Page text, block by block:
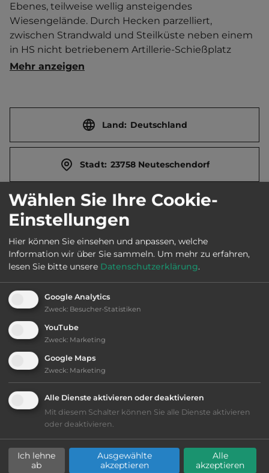
Ebenes, teilweise wellig ansteigendes
Wiesengelände. Durch Hecken parzelliert,
zwischen Strandwald und Steilküste neben einem
in HS nicht betriebenem Artillerie-Schießplatz
gelegen. Sanitäranlage beheizbar. Solaranlage.
(Heiligenhafen) 7 km entfernt.
Touristen-/Dauerstellplätze 90/280. Mittagsruhe 13-
Mehr anzeigen
Land: Deutschland
Stadt: 23758 Neuteschendorf
E-Mail: blank-eck@t-online.de
Webseite: www.campingblank-eck.de
Fläche: 60.000m2
Öffnungszeiten:
Telefon:
Ausstattung:
AB-Abfahrt max. 10 km entfernt
Wählen Sie Ihre Cookie-
Einstellungen
Hier können Sie einsehen und anpassen, welche
Information wir über Sie sammeln. Um mehr zu erfahren,
lesen Sie bitte unsere Datenschutzerklärung.
Google Analytics
Zweck: Besucher-Statistiken
YouTube
Zweck: Marketing
Google Maps
Zweck: Marketing
Alle Dienste aktivieren oder deaktivieren
Mit diesem Schalter können Sie alle Dienste aktivieren
oder deaktivieren.
Ich lehne
ab
Ausgewählte
akzeptieren
Alle
akzeptieren